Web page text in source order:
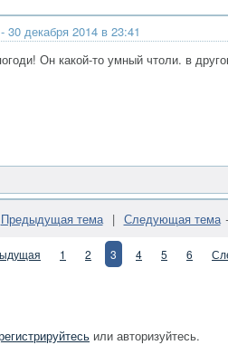
- 30 декабря 2014 в 23:41
Он какой-то умный чтоли. в
Предыдущая тема | Следующая тема
1 2 3 4 5 6
или авторизуйтесь.